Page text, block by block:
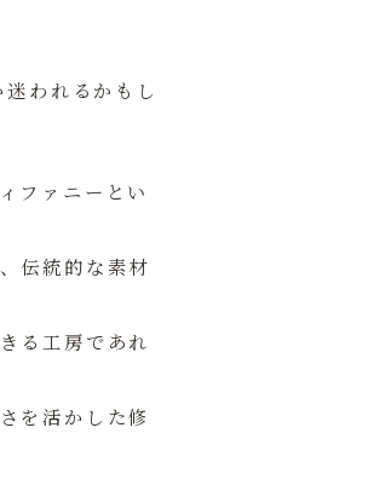
われるかもし
ファニーとい
伝統的な素材
る工房であれ
を活かした修